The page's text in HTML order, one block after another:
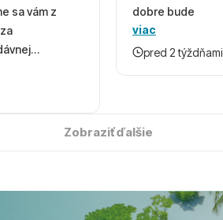
sa vám z
vám sme
budeme
dobre bude
viac
pred 2 týždňami
Zobraziť ďalšie